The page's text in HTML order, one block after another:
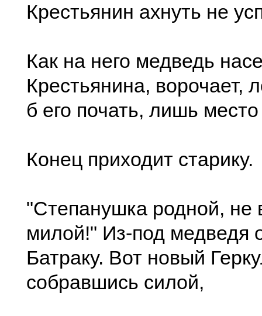
Крестьянин ахнуть не
Как на него медведь
Крестьянина, ворочает,
б его почать, лишь
Конец приходит старику.
"Степанушка родной, не
милой!" Из-под медведя
Батраку. Вот новый
собравшись силой,